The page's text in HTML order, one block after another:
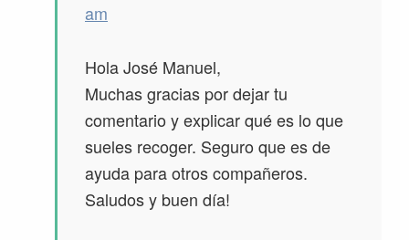
am
Hola José Manuel,
Muchas gracias por dejar tu
comentario y explicar qué es lo que
sueles recoger. Seguro que es de
ayuda para otros compañeros.
Saludos y buen día!